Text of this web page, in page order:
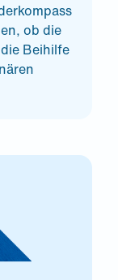
ob die
Beihilfe